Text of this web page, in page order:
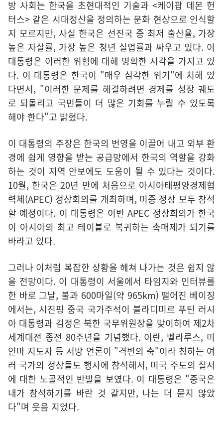
방 사회는 한국을 초현대적인 기술과 <케이팝 데몬 헌
터스> 같은 시대정신을 정의하는 문화 현상으로 인식할
지 모르지만, 사실 한국은 선진국 중 최저 출산율, 가장
높은 자살률, 가장 높은 청년 실업률과 싸우고 있다. 이
대통령은 이러한 위험에 대해 명확한 시각을 가지고 있
다. 이 대통령은 한국이 "매우 심각한 위기"에 처해 있
다면서, "이러한 문제를 해결하려면 경제를 성장 궤도
로 되돌리고 국민들이 더 많은 기회를 누릴 수 있도록
해야 한다"고 밝혔다.
이 대통령의 주장은 한국의 번영을 이끌어 내고 외부 환
경에 쉽게 영향을 받는 공급망에서 한국의 역할을 강화
하는 것이 지역 안보에도 도움이 될 수 있다는 것이다.
10월, 한국은 20년 만에 처음으로 아시아태평양경제협
력체(APEC) 정상회의를 개최하며, 미중 정상 모두 참석
할 예정이다. 이 대통령은 이번 APEC 정상회의가 한국
이 아시아의 최고 테이블로 복귀하는 촉매제가 되기를
바라고 있다.
그러나 이처럼 복잡한 상황을 헤쳐 나가는 것은 쉽지 않
을 전망이다. 이 대통령이 서울에서 타임지와 인터뷰를
한 바로 그날, 불과 600마일(약 965km) 떨어진 베이징
에서는, 시진핑 중국 국가주석이 블라디미르 푸틴 러시
아 대통령과 김정은 북한 국무위원장을 맞이하여 제2차
세계대전 종전 80주년을 기념했다. 이란, 벨라루스, 미
얀마 지도자 등 서방 언론이 "격변의 축"이라 칭하는 여
러 국가의 정상들도 행사에 참석해서, 미국 주도의 질서
에 대한 노골적인 반발을 보였다. 이 대통령은 "중국은
내가 참석하기를 바란 것 같지만, 나는 더 묻지 않았
다"며 웃음 지었다.